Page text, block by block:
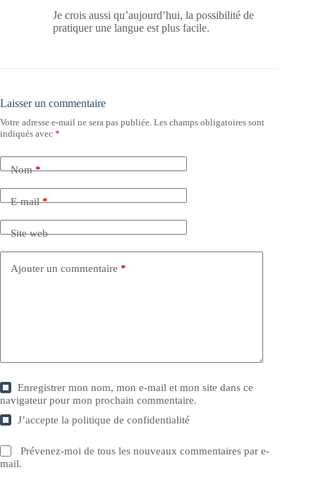
Je crois aussi qu’aujourd’hui, la possibilité de
pratiquer une langue est plus facile.
Laisser un commentaire
Votre adresse e-mail ne sera pas publiée. Les champs obligatoires sont
indiqués avec *
Nom*
E-mail*
Site web
Ajouter un commentaire *
Enregistrer mon nom, mon e-mail et mon site dans ce
navigateur pour mon prochain commentaire.
J’accepte lapolitique de confidentialité
Prévenez-moi de tous les nouveaux commentaires par e-
mail.